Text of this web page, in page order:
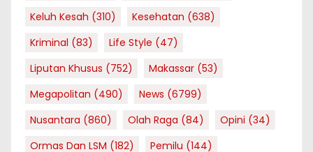
Keluh Kesah (310) Kesehatan (638)
Kriminal (83) Life Style (47)
Liputan Khusus (752) Makassar (53)
Megapolitan (490) News (6799)
Nusantara (860) Olah Raga (84) Opini (34)
Ormas Dan LSM (182) Pemilu (144)